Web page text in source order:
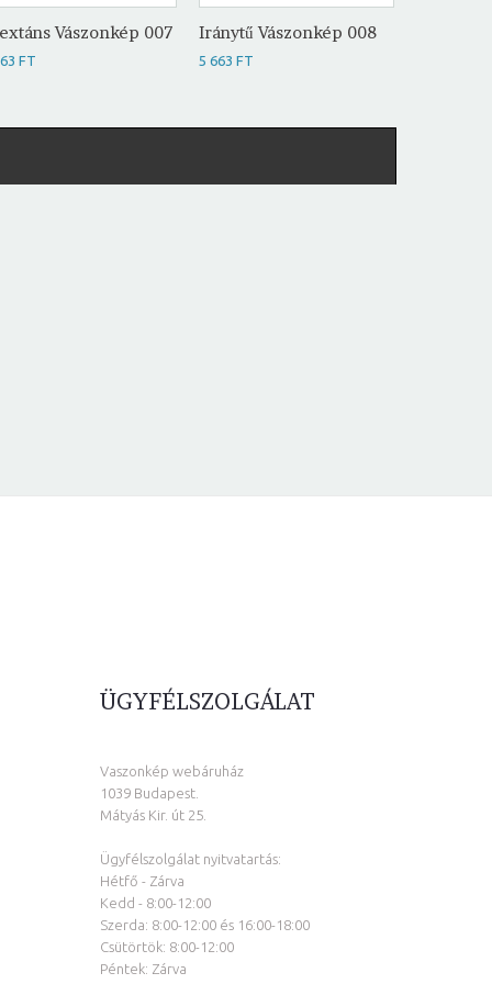
Vászonkép 007
FT
Iránytű Vászonkép 008
5 663 FT
ÜGYFÉLSZOLGÁLAT
Vaszonkép webáruház
1039 Budapest.
Mátyás Kir. út 25.
Ügyfélszolgálat nyitvatartás:
Hétfő - Zárva
Kedd - 8:00-12:00
Szerda: 8:00-12:00 és 16:00-18:00
Csütörtök: 8:00-12:00
Péntek: Zárva